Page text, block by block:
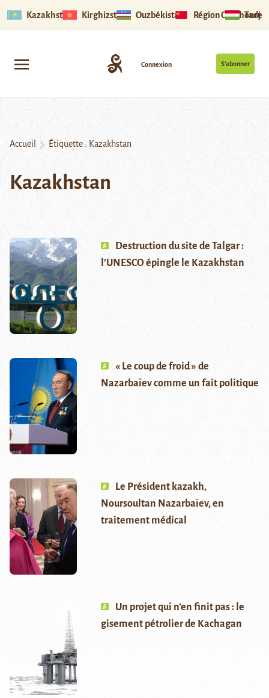
Kazakhstan Kirghizstan Ouzbékistan Région Ouïghoure
S’abonner
Connexion
Accueil Étiquette : Kazakhstan
Kazakhstan
Destruction du site de Talgar :
l’UNESCO épingle le Kazakhstan
« Le coup de froid » de
Nazarbaïev comme un fait politique
Le Président kazakh,
Noursoultan Nazarbaïev, en
traitement médical
Un projet qui n’en finit pas : le
gisement pétrolier de Kachagan